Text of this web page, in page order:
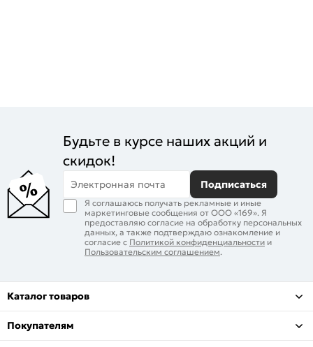
Будьте в курсе наших акций и
скидок!
Электронная почта Подписаться
Я соглашаюсь получать рекламные и иные
маркетинговые сообщения от ООО «169». Я
предоставляю согласие на обработку персональных
данных, а также подтверждаю ознакомление и
согласие с Политикой конфиденциальности и
Пользовательским соглашением.
Каталог товаров
Покупателям